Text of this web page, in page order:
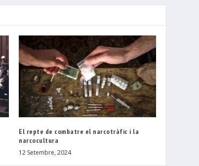
El repte de combatre el narcotràfic i la
narcocultura
12 Setembre, 2024